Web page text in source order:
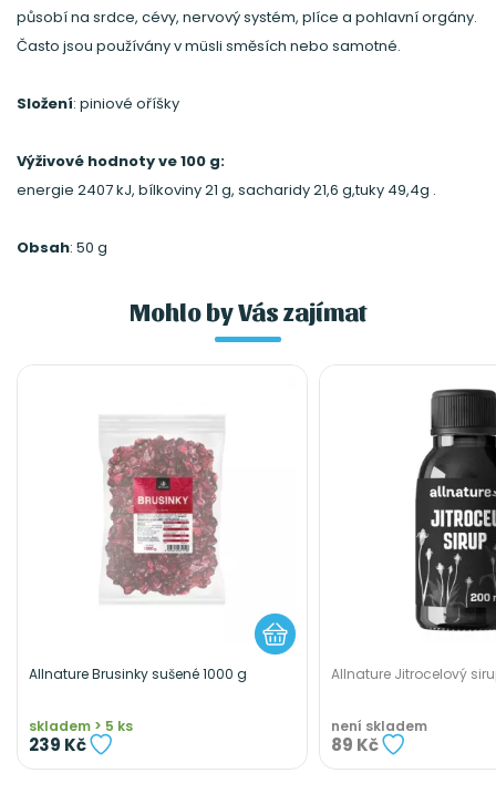
působí na srdce, cévy, nervový systém, plíce a pohlavní orgány.
Často jsou používány v müsli směsích nebo samotné.
Složení: piniové oříšky
Výživové hodnoty ve 100 g:
energie 2407 kJ, bílkoviny 21 g, sacharidy 21,6 g,tuky 49,4g .
Obsah: 50 g
Mohlo by Vás zajímat
Allnature Brusinky sušené 1000 g
skladem > 5 ks
239 Kč
Allnature Jitrocelový
není skladem
89 Kč